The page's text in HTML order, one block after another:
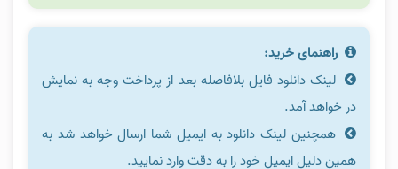
راهنمای خرید:
لینک دانلود فایل بلافاصله بعد از پرداخت وجه به نمایش
در خواهد آمد.
همچنین لینک دانلود به ایمیل شما ارسال خواهد شد به
همین دلیل ایمیل خود را به دقت وارد نمایید.